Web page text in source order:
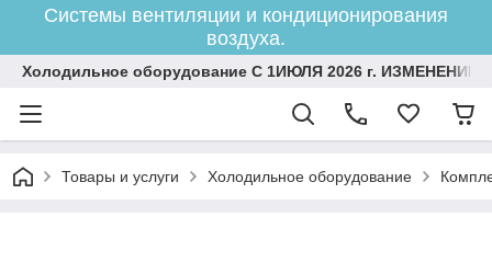
Системы вентиляции и кондиционирования
воздуха.
Холодильное оборудование С 1ИЮЛЯ 2026 г.
Товары и услуги Холодильное оборудование